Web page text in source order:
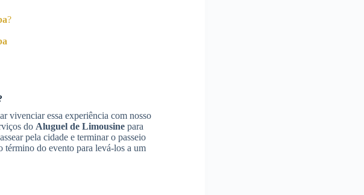
?
vivenciar essa experiência com nosso
do Aluguel de Limousine para
pela cidade e terminar o passeio
término do evento para levá-los a um